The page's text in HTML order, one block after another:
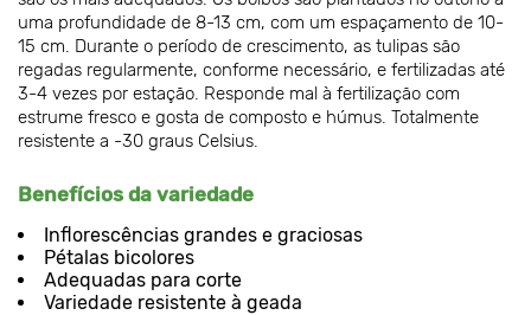
uma profundidade de 8-13 cm, com um espaçamento de 10-
15 cm. Durante o período de crescimento, as tulipas são
regadas regularmente, conforme necessário, e fertilizadas até
3-4 vezes por estação. Responde mal à fertilização com
estrume fresco e gosta de composto e húmus. Totalmente
resistente a -30 graus Celsius.
Benefícios da variedade
Inflorescências grandes e graciosas
Pétalas bicolores
Adequadas para corte
Variedade resistente à geada